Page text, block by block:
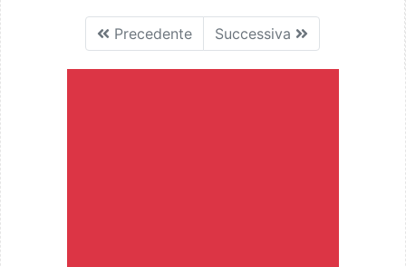
Precedente Successiva